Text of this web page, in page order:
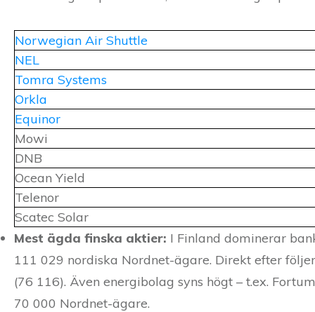
Norwegian Air Shuttle
NEL
Tomra Systems
Orkla
Equinor
Mowi
DNB
Ocean Yield
Telenor
Scatec Solar
Mest ägda finska aktier: I Finland dominerar
111 029 nordiska Nordnet-ägare. Direkt efter
(76 116). Även energibolag syns högt – t.ex.
70 000 Nordnet-ägare.